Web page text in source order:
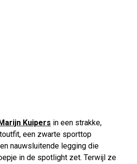
Kuipers in een strakke,
een zwarte sporttop
nauwsluitende legging die
in de spotlight zet. Terwijl ze